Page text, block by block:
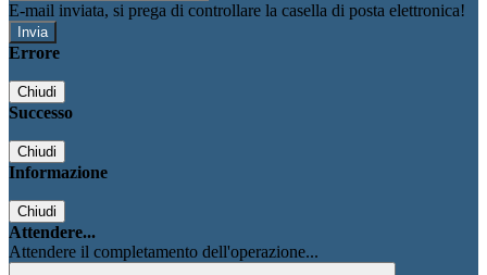
E-mail inviata, si prega di controllare la casella di posta elettronica!
Errore
Chiudi
Successo
Chiudi
Informazione
Chiudi
Attendere...
Attendere il completamento dell'operazione...